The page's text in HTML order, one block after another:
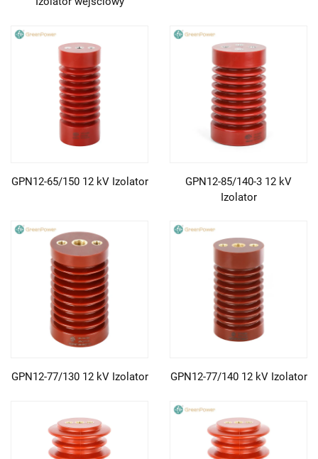
GPN12-65/150 12 kV Izolator
GPN12-85/140-3 12 kV
Izolator
GPN12-77/130 12 kV Izolator GPN12-77/140 12 kV Izolator